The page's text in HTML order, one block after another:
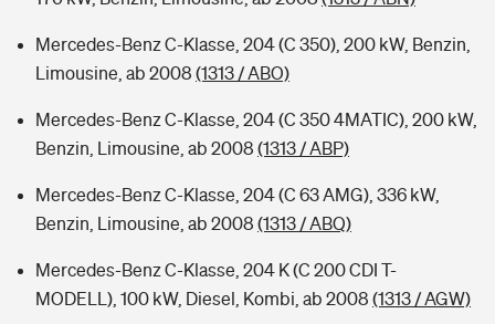
Mercedes-Benz C-Klasse, 204 (C 350), 200 kW, Benzin,
Limousine, ab 2008 (1313 / ABO)
Mercedes-Benz C-Klasse, 204 (C 350 4MATIC), 200 kW,
Benzin, Limousine, ab 2008 (1313 / ABP)
Mercedes-Benz C-Klasse, 204 (C 63 AMG), 336 kW,
Benzin, Limousine, ab 2008 (1313 / ABQ)
Mercedes-Benz C-Klasse, 204 K (C 200 CDI T-
MODELL), 100 kW, Diesel, Kombi, ab 2008 (1313 / AGW)